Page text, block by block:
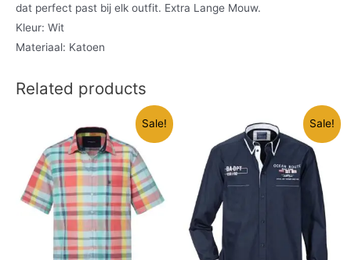
dat perfect past bij elk outfit. Extra Lange Mouw.
Kleur: Wit
Materiaal: Katoen
Related products
Sale! Sale!